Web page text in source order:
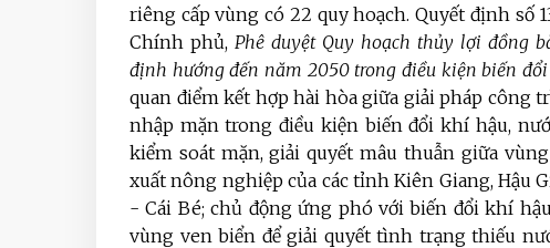
riêng cấp vùng có 22 quy hoạch. Quyết định số
Chính phủ, Phê duyệt Quy hoạch thủy lợi đồng
định hướng đến năm 2050 trong điều kiện biến
quan điểm kết hợp hài hòa giữa giải pháp công
nhập mặn trong điều kiện biến đổi khí hậu,
kiểm soát mặn, giải quyết mâu thuẫn giữa
xuất nông nghiệp của các tỉnh Kiên Giang, Hậu
- Cái Bé; chủ động ứng phó với biến đổi khí
vùng ven biển để giải quyết tình trạng thiếu